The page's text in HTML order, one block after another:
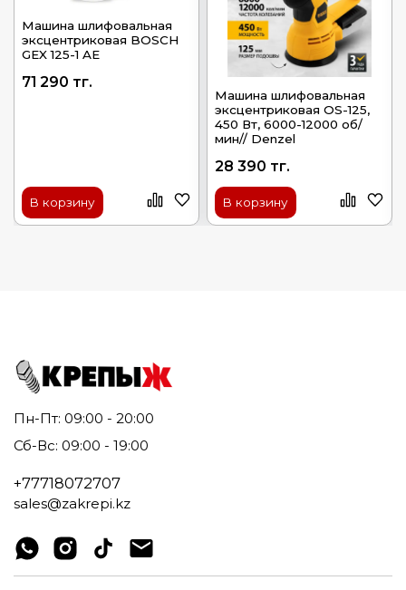
Машина шлифовальная
эксцентриковая BOSCH
GEX 125-1 AЕ
71 290 тг.
В корзину
Машина шлифовальная
эксцентриковая OS-125,
450 Вт, 6000-12000 об/
мин// Denzel
28 390 тг.
В корзину
Пн-Пт: 09:00 - 20:00
Сб-Вс: 09:00 - 19:00
+77718072707
sales@zakrepi.kz